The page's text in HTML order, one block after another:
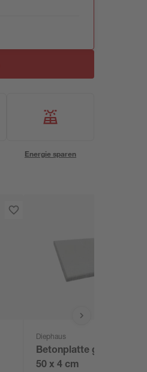
Energie sparen
Diephaus
Betonplatte grau 50 x
50 x 4 cm